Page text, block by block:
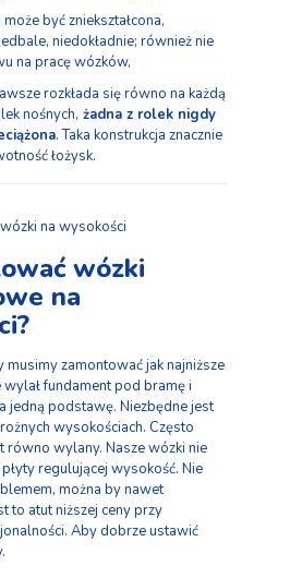
być zniekształcona,
niedokładnie; również nie
na pracę wózków,
rozkłada się równo na każdą
nośnych, żadna z rolek nigdy
. Taka konstrukcja znacznie
łożysk.
wózki
na
musimy zamontować jak najniższe
fundament pod bramę i
jedną podstawę. Niezbędne jest
wysokościach. Często
równo wylany. Nasze wózki nie
regulującej wysokość. Nie
można by nawet
to atut niższej ceny przy
Aby dobrze ustawić